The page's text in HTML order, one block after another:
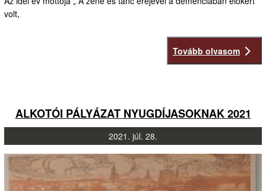
volt,
Tovább olvasom
ALKOTÓI PÁLYÁZAT NYUGDÍJASOKNAK 2021
2021. júl. 28.